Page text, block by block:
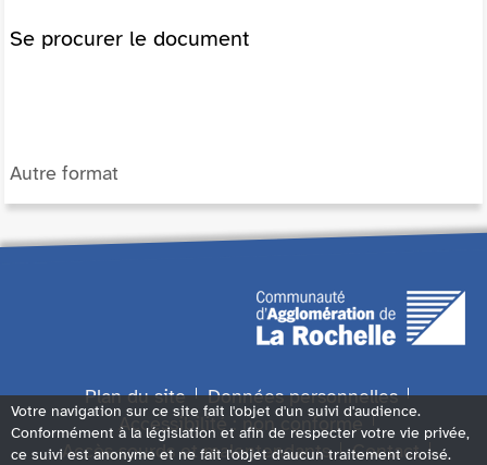
Se procurer le document
Autre format
Plan du site
Données personnelles
Accessibilité : non conforme
Accès sourds et malentendants
Contact
Votre navigation sur ce site fait l'objet d'un suivi d'audience.
Conformément à la législation et afin de respecter votre vie privée,
ce suivi est anonyme et ne fait l'objet d'aucun traitement croisé.